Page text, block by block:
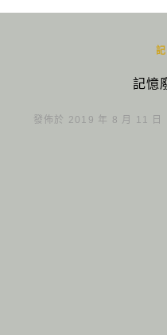
記憶
發佈於 2019 年 8 月 11